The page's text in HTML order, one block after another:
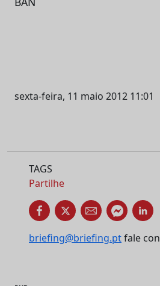
sexta-feira, 11 maio 2012 11:01
TAGS
Partilhe
briefing@briefing.ptfale